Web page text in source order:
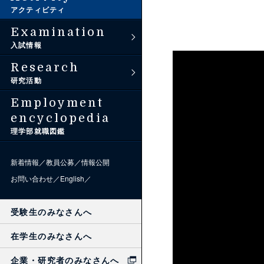
アクティビティ
Examination
入試情報
過去問題
Research
研究活動
Employment
encyclopedia
理学部就職図鑑
新着情報 教員公募
情報公開
お問い合わせ
English
受験生のみなさんへ
在学生のみなさんへ
企業・研究者のみなさんへ